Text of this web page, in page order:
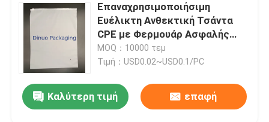
Προϊόντα
Βίντεο
Επαναχρησιμοποιήσιμη
Ευέλικτη Ανθεκτική Τσάντα
CPE με Φερμουάρ Ασφαλής
Σφράγιση Για Ρούχα Και
Μικροαντικείμενα
MOQ：10000 τεμ
Τιμή：USD0.02~USD0.1/PC
Καλύτερη τιμή επαφή
Ισχυρός αυτοκόλλητος φάκελος 345x465mm #K συσκευασίας φυσαλίδων της Kraft ελαφρύ